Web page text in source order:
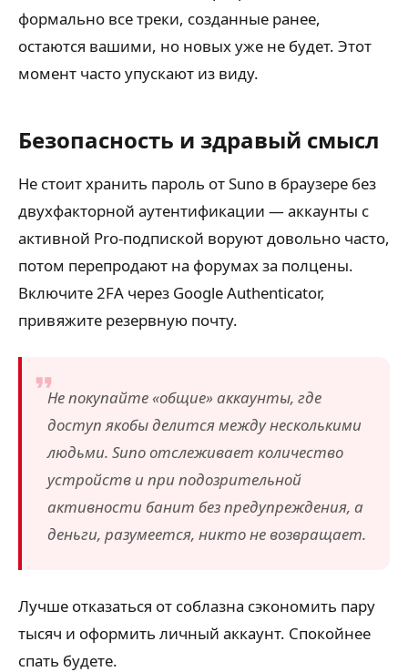
формально все треки, созданные ранее,
остаются вашими, но новых уже не будет. Этот
момент часто упускают из виду.
Безопасность и здравый смысл
Не стоит хранить пароль от Suno в браузере без
двухфакторной аутентификации — аккаунты с
активной Pro-подпиской воруют довольно часто,
потом перепродают на форумах за полцены.
Включите 2FA через Google Authenticator,
привяжите резервную почту.
Не покупайте «общие» аккаунты, где
доступ якобы делится между несколькими
людьми. Suno отслеживает количество
устройств и при подозрительной
активности банит без предупреждения, а
деньги, разумеется, никто не возвращает.
Лучше отказаться от соблазна сэкономить пару
тысяч и оформить личный аккаунт. Спокойнее
спать будете.